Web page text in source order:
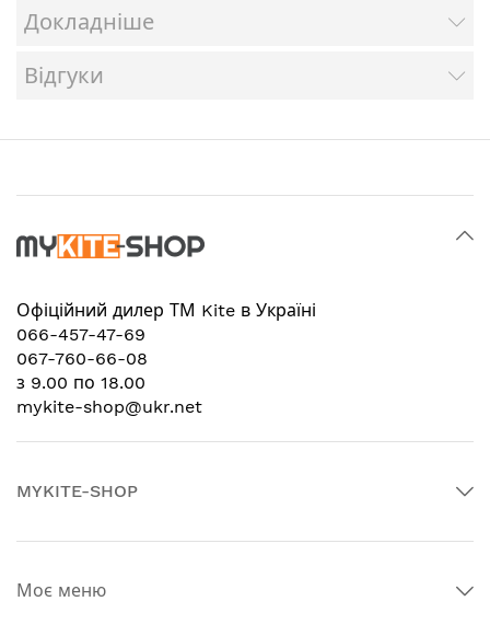
Докладніше
Відгуки
Офіційний дилер ТМ Kite в Україні
066-457-47-69
067-760-66-08
з 9.00 по 18.00
mykite-shop@ukr.net
MYKITE-SHOP
Моє меню